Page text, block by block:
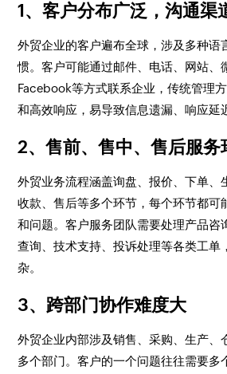
1、客户分布广泛，沟通渠
外贸企业的客户遍布全球，涉及多种语
惯。客户可能通过邮件、电话、网站、
Facebook等方式联系企业，传统管理
和高效响应，易导致信息遗漏、响应延
2、售前、售中、售后服务
外贸业务流程涵盖询盘、报价、下单、
收款、售后等多个环节，每个环节都可
和问题。客户服务团队需要处理产品咨
查询、技术支持、投诉处理等各类工单
杂。
3、跨部门协作难度大
外贸企业内部涉及销售、采购、生产、
多个部门。客户的一个问题往往需要多